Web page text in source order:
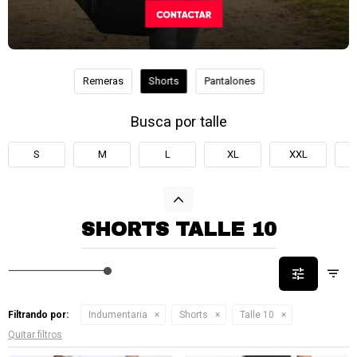
Remeras Shorts Pantalones
Busca por talle
S M L XL XXL
SHORTS TALLE 10
Filtrando por: Indumentaria Shorts
Talle 10
Quitar filtros